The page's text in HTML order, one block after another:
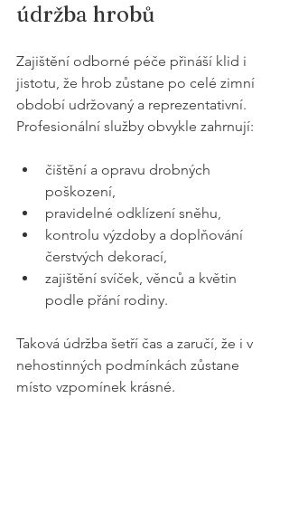
údržba hrobů
Zajištění odborné péče přináší klid i
jistotu, že hrob zůstane po celé zimní
období udržovaný a reprezentativní.
Profesionální služby obvykle zahrnují:
čištění a opravu drobných
poškození,
pravidelné odklízení sněhu,
kontrolu výzdoby a doplňování
čerstvých dekorací,
zajištění svíček, věnců a květin
podle přání rodiny.
Taková údržba šetří čas a zaručí, že i v
nehostinných podmínkách zůstane
místo vzpomínek krásné.